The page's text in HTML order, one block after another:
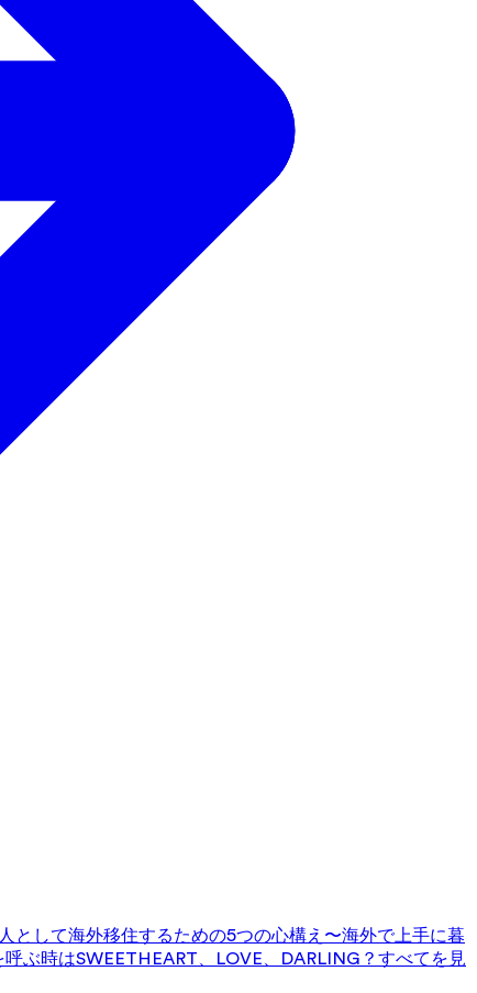
として海外移住するための5つの心構え〜海外で上手に暮
呼ぶ時はSWEETHEART、LOVE、DARLING？ すべてを見